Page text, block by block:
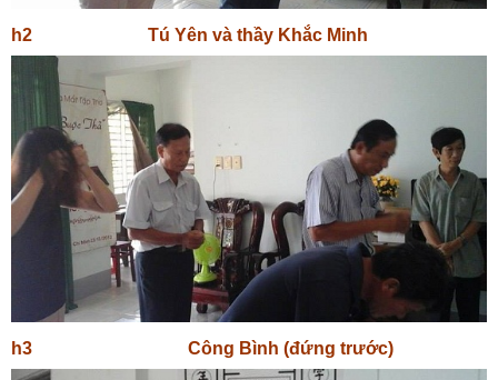
h2 Tú Yên và thầy Khắc Minh
h3 Công Bình (đứng trước)